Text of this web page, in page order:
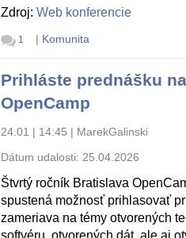
Zdroj:Web konferencie
1 | Komunita
Prihláste prednášku
OpenCamp
24.01 | 14:45 | MarekGalinski
Dátum udalosti: 25.04.2026
Štvrtý ročník Bratislava
spustená možnosť prihlasovať
zameriava na témy otvorených
softvéru, otvorených dát, ale aj